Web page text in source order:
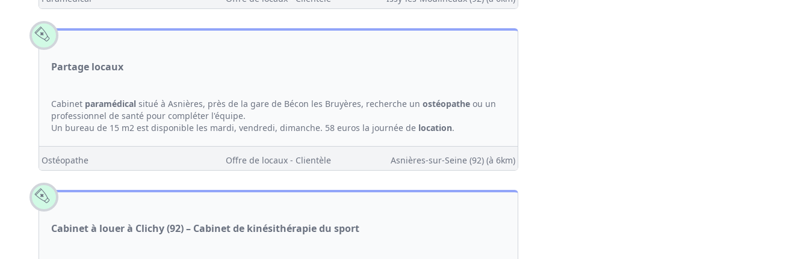
Partage locaux
Cabinet paramédical situé à Asnières, près de la gare de Bécon les Bruyères, recherche un ostéopathe ou un
professionnel de santé pour compléter l'équipe.
Un bureau de 15 m2 est disponible les mardi, vendredi, dimanche. 58 euros la journée de location.
Ostéopathe Offre de locaux - Clientèle Asnières-sur-Seine (92)(à 6km)
Cabinet à louer à Clichy (92) – Cabinet de kinésithérapie du sport